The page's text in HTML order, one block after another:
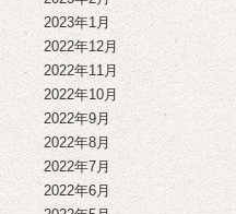
2023年1月
2022年12月
2022年11月
2022年10月
2022年9月
2022年8月
2022年7月
2022年6月